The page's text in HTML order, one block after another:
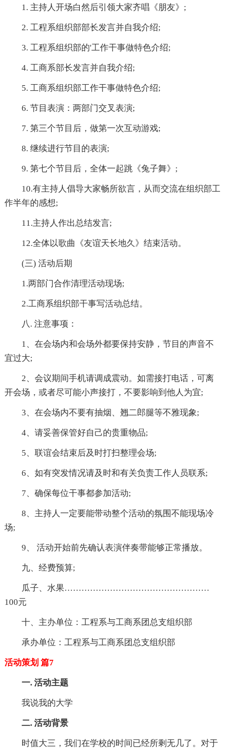
1. 主持人开场白然后引领大家齐唱《朋友》;
2. 工程系组织部部长发言并自我介绍;
3. 工程系组织部的'工作干事做特色介绍;
4. 工商系部长发言并自我介绍;
5. 工商系组织部工作干事做特色介绍;
6. 节目表演：两部门交叉表演;
7. 第三个节目后，做第一次互动游戏;
8. 继续进行节目的表演;
9. 第七个节目后，全体一起跳《兔子舞》;
10.有主持人倡导大家畅所欲言，从而交流在组织部工
作半年的感想;
11.主持人作出总结发言;
12.全体以歌曲《友谊天长地久》结束活动。
(三) 活动后期
1.两部门合作清理活动现场;
2.工商系组织部干事写活动总结。
八. 注意事项：
1、在会场内和会场外都要保持安静，节目的声音不
宜过大;
2、会议期间手机请调成震动。如需接打电话，可离
开会场，或者尽可能小声接打，不要影响到他人为宜;
3、在会场内不要有抽烟、翘二郎腿等不雅现象;
4、请妥善保管好自己的贵重物品;
5、联谊会结束后及时打扫整理会场;
6、如有突发情况请及时和有关负责工作人员联系;
7、确保每位干事都参加活动;
8、主持人一定要能带动整个活动的氛围不能现场冷
场;
9、 活动开始前先确认表演伴奏带能够正常播放。
九、经费预算;
瓜子、水果……………………………………………
100元
十、主办单位：工程系与工商系团总支组织部
承办单位：工程系与工商系团总支组织部
活动策划 篇7
一. 活动主题
我说我的大学
二. 活动背景
时值大三，我们在学校的时间已经所剩无几了。对于